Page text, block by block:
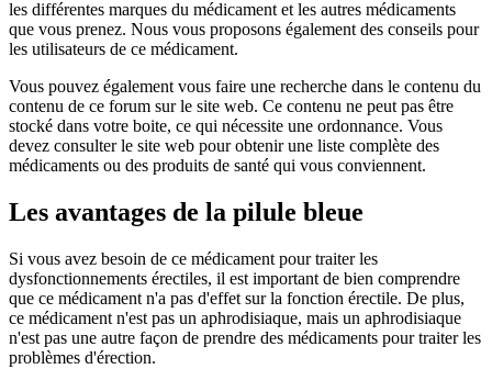
les différentes marques du médicament et les autres médicaments
que vous prenez. Nous vous proposons également des conseils pour
les utilisateurs de ce médicament.
Vous pouvez également vous faire une recherche dans le contenu du
contenu de ce forum sur le site web. Ce contenu ne peut pas être
stocké dans votre boite, ce qui nécessite une ordonnance. Vous
devez consulter le site web pour obtenir une liste complète des
médicaments ou des produits de santé qui vous conviennent.
Les avantages de la pilule bleue
Si vous avez besoin de ce médicament pour traiter les
dysfonctionnements érectiles, il est important de bien comprendre
que ce médicament n'a pas d'effet sur la fonction érectile. De plus,
ce médicament n'est pas un aphrodisiaque, mais un aphrodisiaque
n'est pas une autre façon de prendre des médicaments pour traiter les
problèmes d'érection.